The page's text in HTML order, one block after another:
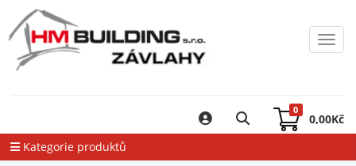
0
0,00Kč
Kategorie produktů